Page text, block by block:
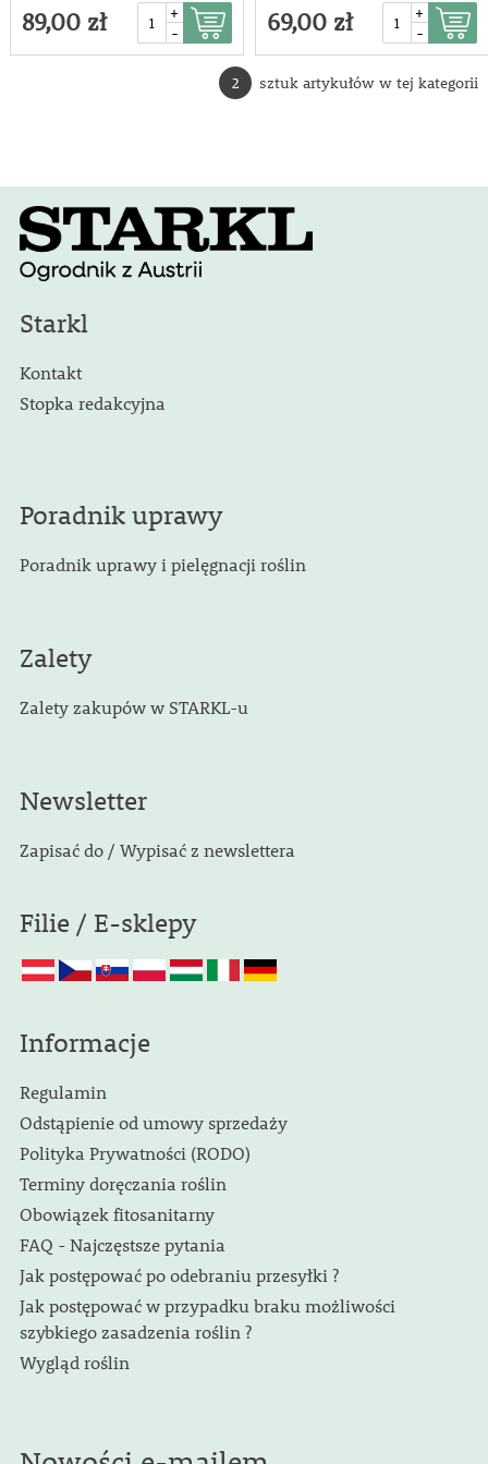
89,00 zł
+
-
69,00 zł
+
-
2 sztuk artykułów w tej kategorii
Starkl
Kontakt
Stopka redakcyjna
Poradnik uprawy
Poradnik uprawy i pielęgnacji roślin
Zalety
Zalety zakupów w STARKL-u
Newsletter
Zapisać do / Wypisać z newslettera
Filie / E-sklepy
Informacje
Regulamin
Odstąpienie od umowy sprzedaży
Polityka Prywatności (RODO)
Terminy doręczania roślin
Obowiązek fitosanitarny
FAQ - Najczęstsze pytania
Jak postępować po odebraniu przesyłki ?
Jak postępować w przypadku braku możliwości
szybkiego zasadzenia roślin ?
Wygląd roślin